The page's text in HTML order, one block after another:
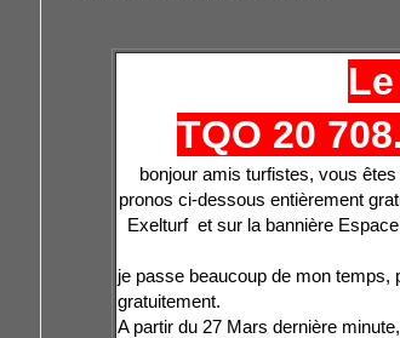
TQO 20
bonjour amis turfistes, vous
pronos ci-dessous entièrement
Exelturf et sur la bannière
je passe beaucoup de mon temps,
gratuitement.
A partir du 27 Mars dernière